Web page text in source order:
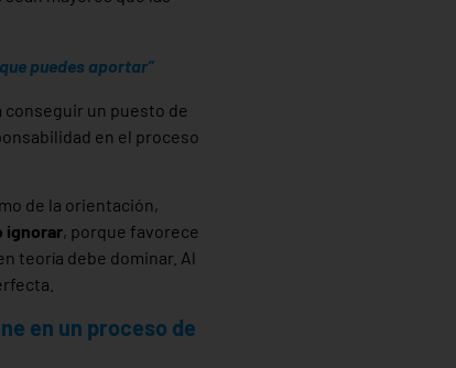
puedes aportar”
conseguir un puesto de
en el proceso
de la orientación,
ignorar, porque favorece
teoría debe dominar. Al
en un proceso de